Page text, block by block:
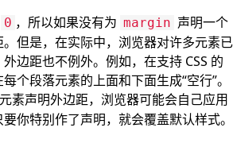
0 ，所以如果没有为 margin 声明一个
但是，在实际中，浏览器对许多元素已
边距也不例外。例如，在支持 CSS 的
个段落元素的上面和下面生成“空行”。
元素声明外边距，浏览器可能会自己应用
你特别作了声明，就会覆盖默认样式。